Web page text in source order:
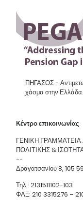
ΠΗΓΑΣΟΣ -
χάσμα στην Ελλάδα.
Κέντρο επικοινωνίας
ΓΕΝΙΚΗ
ΠΟΛΙΤΙΚΗΣ &
--
Δραγατσανίου 8, 105
Τηλ.: 2131511102-103
ΦΑΞ: 210 3315276 –